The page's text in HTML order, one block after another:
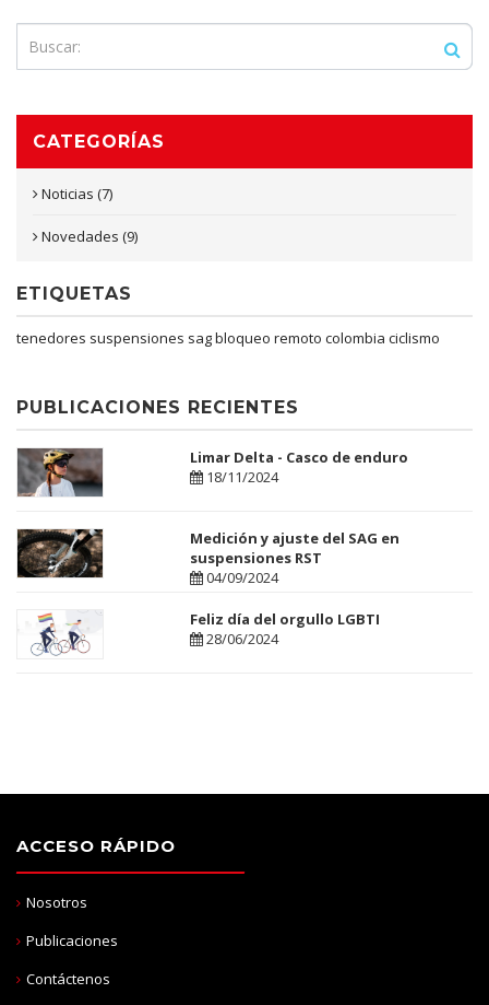
CATEGORÍAS
Noticias (7)
Novedades (9)
ETIQUETAS
tenedores suspensiones sagbloqueo remoto colombia ciclismo
PUBLICACIONES RECIENTES
Limar Delta - Casco de enduro
18/11/2024
Medición y ajuste del SAG en
suspensiones RST
04/09/2024
Feliz día del orgullo LGBTI
28/06/2024
ACCESO RÁPIDO
Nosotros
Publicaciones
Contáctenos